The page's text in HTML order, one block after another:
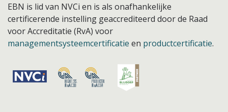
EBN is lid van NVCi en is als onafhankelijke
certificerende instelling geaccrediteerd door de Raad
voor Accreditatie (RvA) voor
managementsysteemcertificatie en productcertificatie.